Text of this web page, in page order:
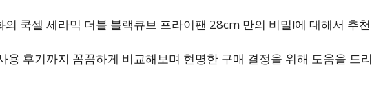
의 쿡셀 세라믹 더블 블랙큐브 프라이팬 28cm 만의 비밀!에 대해서 추천
용 후기까지 꼼꼼하게 비교해보며 현명한 구매 결정을 위해 도움을 드리